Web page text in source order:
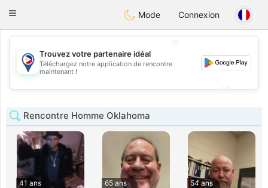
PhilippinesChat
Toggle
Mode Connexion
💖
💕
Trouvez votre partenaire idéal
Téléchargez notre application de rencontre
maintenant !
Rencontre Homme Oklahoma
41 ans
65 ans
54 ans